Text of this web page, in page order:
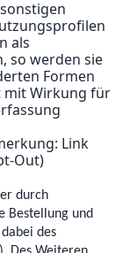
als
so werden sie
Formen
mit Wirkung für
Link
Out)
durch
Bestellung und
des